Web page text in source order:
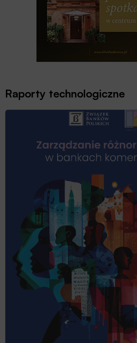
Raporty technologiczne